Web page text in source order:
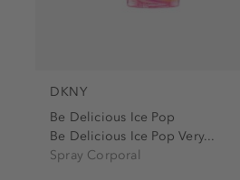
DKNY
Be Delicious Ice Pop
Be Delicious Ice Pop Very...
Spray Corporal